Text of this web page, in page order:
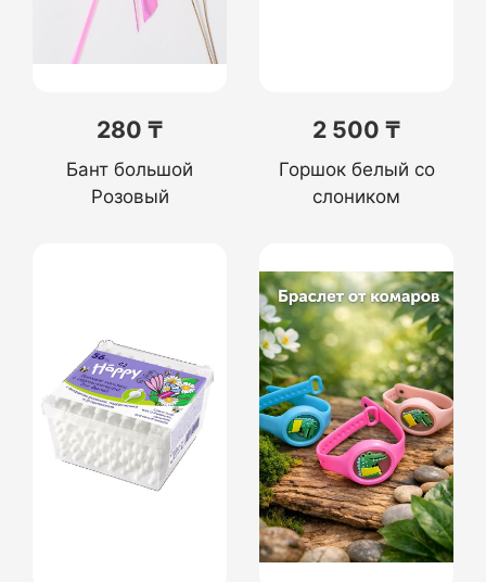
280 ₸
Бант большой
Розовый
2 500 ₸
Горшок белый со
слоником